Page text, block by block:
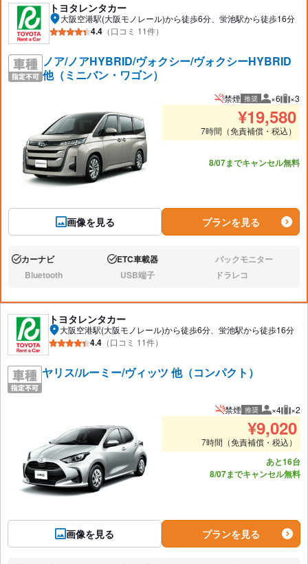
トヨタレンタカー
大阪空港駅(大阪モノレール)から徒歩6分、蛍池駅から徒歩16分
4.4 （口コミ 11件）
ノア/ノアHYBRID/ヴォクシー/ヴォクシーHYBRID
他（ミニバン・ワゴン）
画像を見る
禁煙 推奨 推奨人数
×6 推奨
×3
¥19,580
7時間（免責補償・税込）
8/07までキャンセル無料
プランを見る
あり:カーナビ あり:ETC車載器 なし:バックモニター
なし:Bluetooth なし:USB端子 なし:ドラレコ
トヨタレンタカー
大阪空港駅(大阪モノレール)から徒歩6分、蛍池駅から徒歩16分
4.4 （口コミ 11件）
ヤリス/ルーミー/ヴィッツ 他（コンパクト）
画像を見る
禁煙 推奨 推奨人数
×4 推
×2
¥9,020
7時間（免責補償・税込）
あと16台
8/07までキャンセル無料
プランを見る